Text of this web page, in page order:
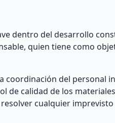
dentro del desarrollo
quien tiene como
coordinación del personal
de calidad de los
cualquier